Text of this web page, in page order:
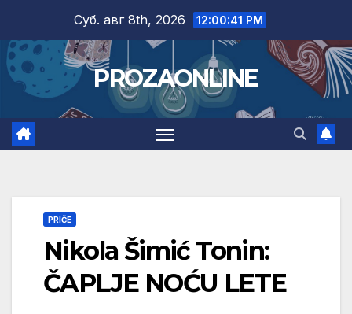
content
Суб. авг 8th, 2026 12:00:42 PM
PROZAONLINE
PRIČE
Nikola Šimić Tonin:
ČAPLJE NOĆU LETE